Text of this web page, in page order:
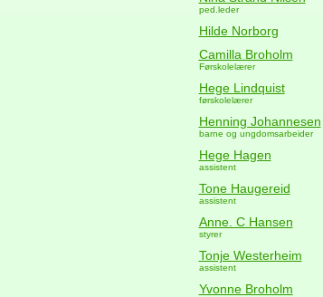
ped.leder
Hilde Norborg
Camilla Broholm
Førskolelærer
Hege Lindquist
førskolelærer
Henning Johannesen
barne og ungdomsarbeider
Hege Hagen
assistent
Tone Haugereid
assistent
Anne. C Hansen
styrer
Tonje Westerheim
assistent
Yvonne Broholm